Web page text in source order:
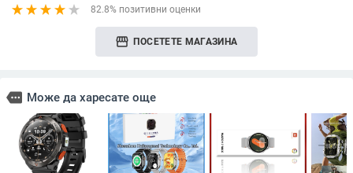
82.8% позитивни оценки
storefront ПОСЕТЕТЕ МАГАЗИНА
more Може да харесате още